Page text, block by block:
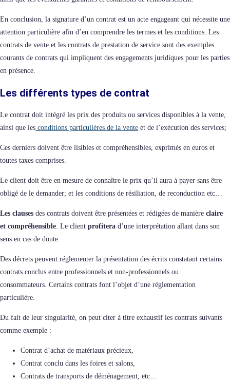
En conclusion, la signature d’un contrat est un acte engageant qui nécessite une
attention particulière afin d’en comprendre les termes et les conditions. Les
contrats de vente et les contrats de prestation de service sont des exemples
courants de contrats qui impliquent des engagements juridiques pour les parties
en présence.
Les différents types de contrat
Le contrat doit intégré les prix des produits ou services disponibles à la vente,
ainsi que les conditions particulières de la vente et de l’exécution des services;
Ces derniers doivent être lisibles et compréhensibles, exprimés en euros et
toutes taxes comprises.
Le client doit être en mesure de connaître le prix qu’il aura à payer sans être
obligé de le demander; et les conditions de résiliation, de reconduction etc…
Les clauses des contrats doivent être présentées et rédigées de manière claire
et compréhensible. Le client profitera d’une interprétation allant dans son
sens en cas de doute.
Des décrets peuvent réglementer la présentation des écrits constatant certains
contrats conclus entre professionnels et non-professionnels ou
consommateurs. Certains contrats font l’objet d’une réglementation
particulière.
Du fait de leur singularité, on peut citer à titre exhaustif les contrats suivants
comme exemple :
Contrat d’achat de matériaux précieux,
Contrat conclu dans les foires et salons,
Contrats de transports de déménagement, etc…